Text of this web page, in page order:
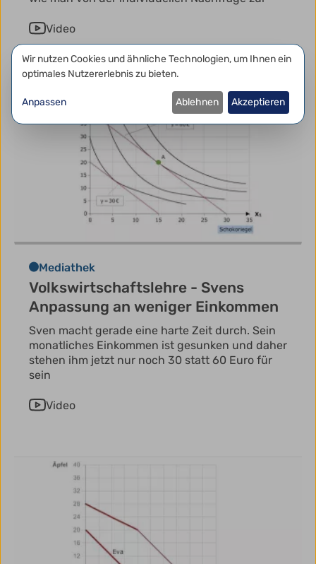
Video
Mediathek
Volkswirtschaftslehre - Svens
Anpassung an weniger Einkommen
Sven macht gerade eine harte Zeit durch. Sein
monatliches Einkommen ist gesunken und daher
stehen ihm jetzt nur noch 30 statt 60 Euro für
sein
Video
Datenschutzeinstellungen
Wir nutzen Cookies und ähnliche Technologien, um Ihnen ein
optimales Nutzererlebnis zu bieten.
Anpassen Ablehnen Akzeptieren